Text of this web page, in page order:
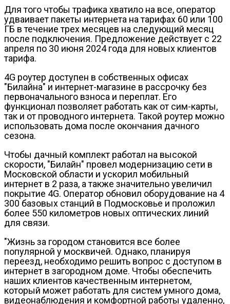
Для того чтобы трафика хватило на все, оператор
удваивает пакеты интернета на тарифах 60 или 100
ГБ в течение трех месяцев на следующий месяц
после подключения. Предложение действует с 22
апреля по 30 июня 2024 года для новых клиентов
тарифа.
4G роутер доступен в собственных офисах
"Билайна" и интернет-магазине в рассрочку без
первоначального взноса и переплат. Его
функционал позволяет работать как от сим-карты,
так и от проводного интернета. Такой роутер можно
использовать дома после окончания дачного
сезона.
Чтобы дачный комплект работал на высокой
скорости, "Билайн" провел модернизацию сети в
Московской области и ускорил мобильный
интернет в 2 раза, а также значительно увеличил
покрытие 4G. Оператор обновил оборудование на 4
300 базовых станций в Подмосковье и проложил
более 550 километров новых оптических линий
для связи.
"Жизнь за городом становится все более
популярной у москвичей. Однако, планируя
переезд, необходимо решить вопрос с доступом в
интернет в загородном доме. Чтобы обеспечить
наших клиентов качественным интернетом,
который может работать для систем умного дома,
видеонаблюдения и комфортной работы удаленно,